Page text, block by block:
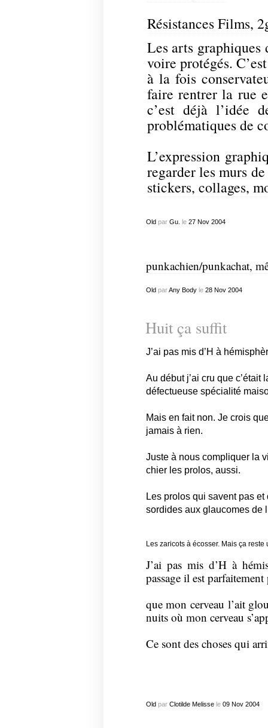
Résistances Films,
Les arts graphiques
voire protégés.
à la fois
faire rentrer la rue
c’est déjà l’idée
problématiques de
L’expression
regarder les murs
stickers, collages,
Oldpar Gu. le 27 Nov 2004
punkachien/punkachat,
OldparAny Bodyle 28 Nov 2004
Huit ça suffit
J’ai pas mis d’H à
Au début j’ai cru que c’était
défectueuse spécialité
Mais en fait non. Je crois
jamais à rien.
Juste à nous compliquer la
chier les prolos, aussi.
Les prolos qui savent pas
sordides aux glaucomes de
Les zaricots à écosser. Mais ça reste
J’ai pas mis d’H à
passage il est
que mon cerveau l’ait
nuits où mon cerveau
Ce sont des choses qui
Old par Clotilde Melissele 09 Nov 2004